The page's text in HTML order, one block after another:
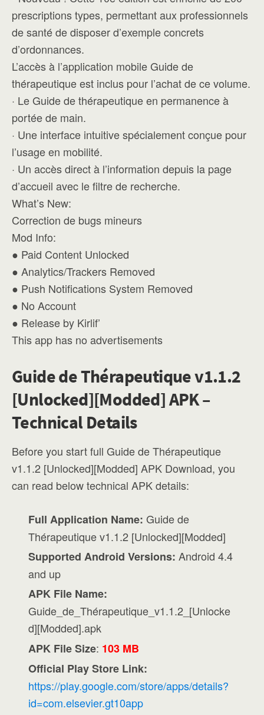
prescriptions types, permettant aux professionnels
de santé de disposer d’exemple concrets
d’ordonnances.
L’accès à l’application mobile Guide de
thérapeutique est inclus pour l’achat de ce volume.
· Le Guide de thérapeutique en permanence à
portée de main.
· Une interface intuitive spécialement conçue pour
l’usage en mobilité.
· Un accès direct à l’information depuis la page
d’accueil avec le filtre de recherche.
What’s New:
Correction de bugs mineurs
Mod Info:
● Paid Content Unlocked
● Analytics/Trackers Removed
● Push Notifications System Removed
● No Account
● Release by Kirlif’
This app has no advertisements
Guide de Thérapeutique v1.1.2
[Unlocked][Modded] APK –
Technical Details
Before you start full Guide de Thérapeutique
v1.1.2 [Unlocked][Modded] APK Download, you
can read below technical APK details:
Full Application Name: Guide de
Thérapeutique v1.1.2 [Unlocked][Modded]
Supported Android Versions: Android 4.4
and up
APK File Name:
Guide_de_Thérapeutique_v1.1.2_[Unlocke
d][Modded].apk
APK File Size: 103 MB
Official Play Store Link:
https://play.google.com/store/apps/details?
id=com.elsevier.gt10app